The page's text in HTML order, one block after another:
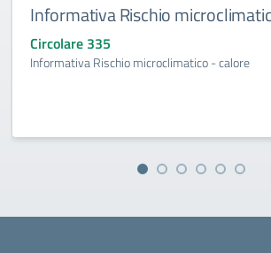
Informativa Rischio
Circolare 335
Informativa Rischio microclimatico - calore